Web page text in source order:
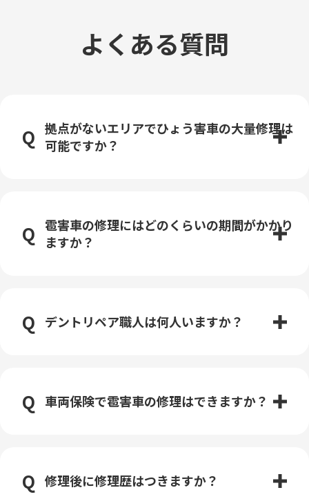
よくある質問
拠点がないエリアでひょう害車の大量修理は
可能ですか？
雹害車の修理にはどのくらいの期間がかかり
ますか？
デントリペア職人は何人いますか？
車両保険で雹害車の修理はできますか？
修理後に修理歴はつきますか？